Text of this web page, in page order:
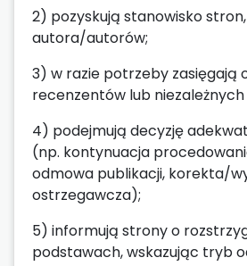
2) pozyskują stanowisko
autora/autorów;
3) w razie potrzeby zasięgają
recenzentów lub
4) podejmują decyzję
(np. kontynuacja
odmowa publikacji, korekta/
ostrzegawcza);
5) informują strony o
podstawach, wskazując tryb